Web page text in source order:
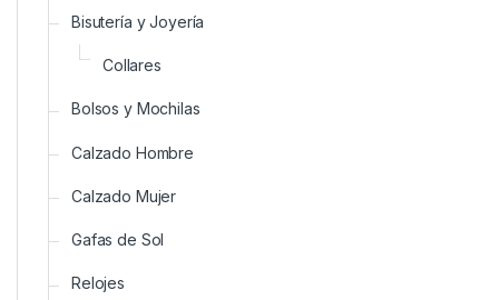
Bisutería y Joyería
Collares
Bolsos y Mochilas
Calzado Hombre
Calzado Mujer
Gafas de Sol
Relojes